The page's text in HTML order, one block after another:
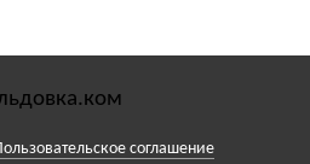
соглашение